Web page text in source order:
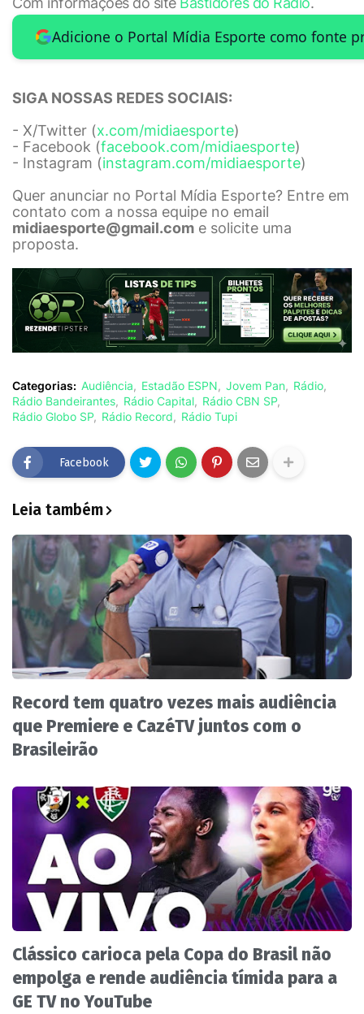
07) TUPI AM 0,03 4.502
08) ESTADÃO ESPN AM 0,00 -------
Adicione o Portal Mídia Esporte como fonte
SIGA NOSSAS REDES SOCIAIS:
- X/Twitter (x.com/midiaesporte)
- Facebook (facebook.com/midiaesporte)
- Instagram (instagram.com/midiaesporte)
Quer anunciar no Portal Mídia Esporte? Entre em
contato com a nossa equipe no email
midiaesporte@gmail.com e solicite uma
proposta.
Categorias: Audiência Estadão ESPN Jovem Pan
Rádio
Rádio Bandeirantes
Rádio Capital
Rádio CBN SP
Rádio Globo SP
Rádio Record Rádio Tupi
Facebook
Leia também
Record tem quatro vezes mais audiência
que Premiere e CazéTV juntos com o
Brasileirão
Clássico carioca pela Copa do Brasil não
empolga e rende audiência tímida para a
GE TV no YouTube